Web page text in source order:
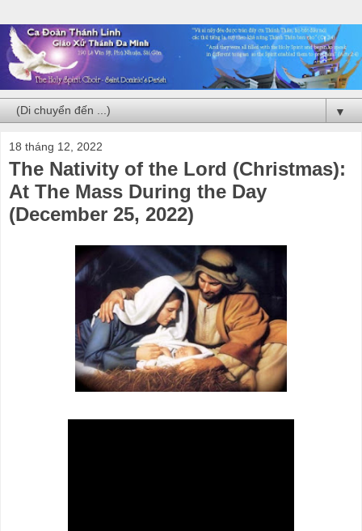
▼
18 tháng 12, 2022
The Nativity of the Lord (Christmas):
At The Mass During the Day
(December 25, 2022)